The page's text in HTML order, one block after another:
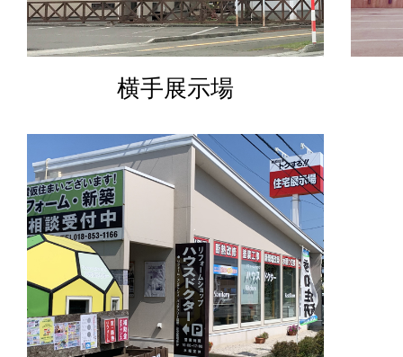
横手展示場